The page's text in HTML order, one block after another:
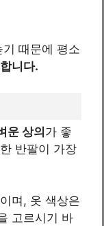
때문에 평소
니다.
운 상의가 좋
반팔이 가장
며, 옷 색상은
고르시기 바